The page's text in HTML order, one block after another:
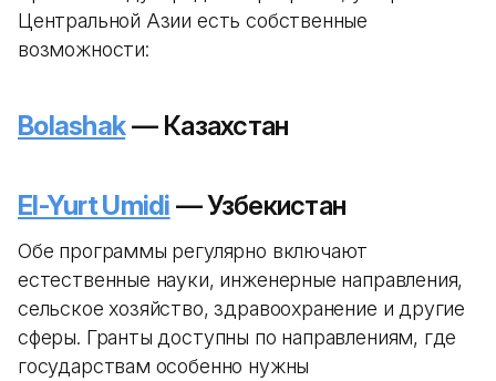
Центральной Азии есть собственные
возможности:
Bolashak— Казахстан
El-Yurt Umidi — Узбекистан
Обе программы регулярно включают
естественные науки, инженерные направления,
сельское хозяйство, здравоохранение и другие
сферы. Гранты доступны по направлениям, где
государствам особенно нужны